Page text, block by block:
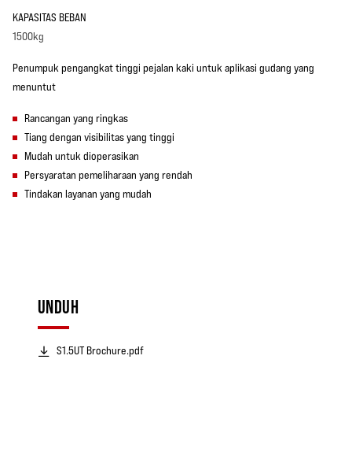
KAPASITAS BEBAN
1500kg
Penumpuk pengangkat tinggi pejalan kaki untuk aplikasi gudang yang
menuntut
Rancangan yang ringkas
Tiang dengan visibilitas yang tinggi
Mudah untuk dioperasikan
Persyaratan pemeliharaan yang rendah
Tindakan layanan yang mudah
UNDUH
S1.5UT Brochure.pdf